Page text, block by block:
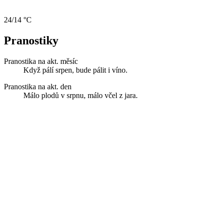
24/14 °C
Pranostiky
Pranostika na akt. měsíc
Když pálí srpen, bude pálit i víno.
Pranostika na akt. den
Málo plodů v srpnu, málo včel z jara.